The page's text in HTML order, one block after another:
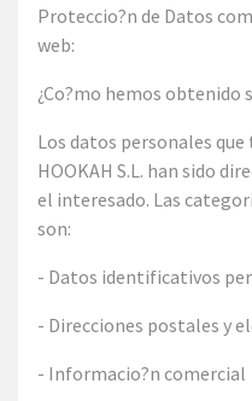
Proteccio?n de Datos
web:
¿Co?mo hemos obtenido
Los datos personales
HOOKAH S.L. han sido
el interesado. Las
son:
- Datos identificativos
- Direcciones postales y
- Informacio?n comercial